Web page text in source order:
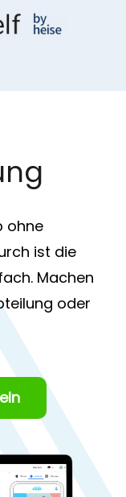
ohne
ist die
Machen
oder